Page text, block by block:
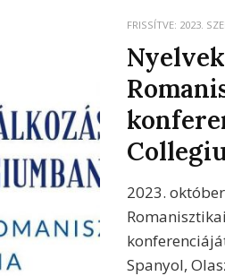
FRISSÍTVE: 2023.
2023.
Spanyol,